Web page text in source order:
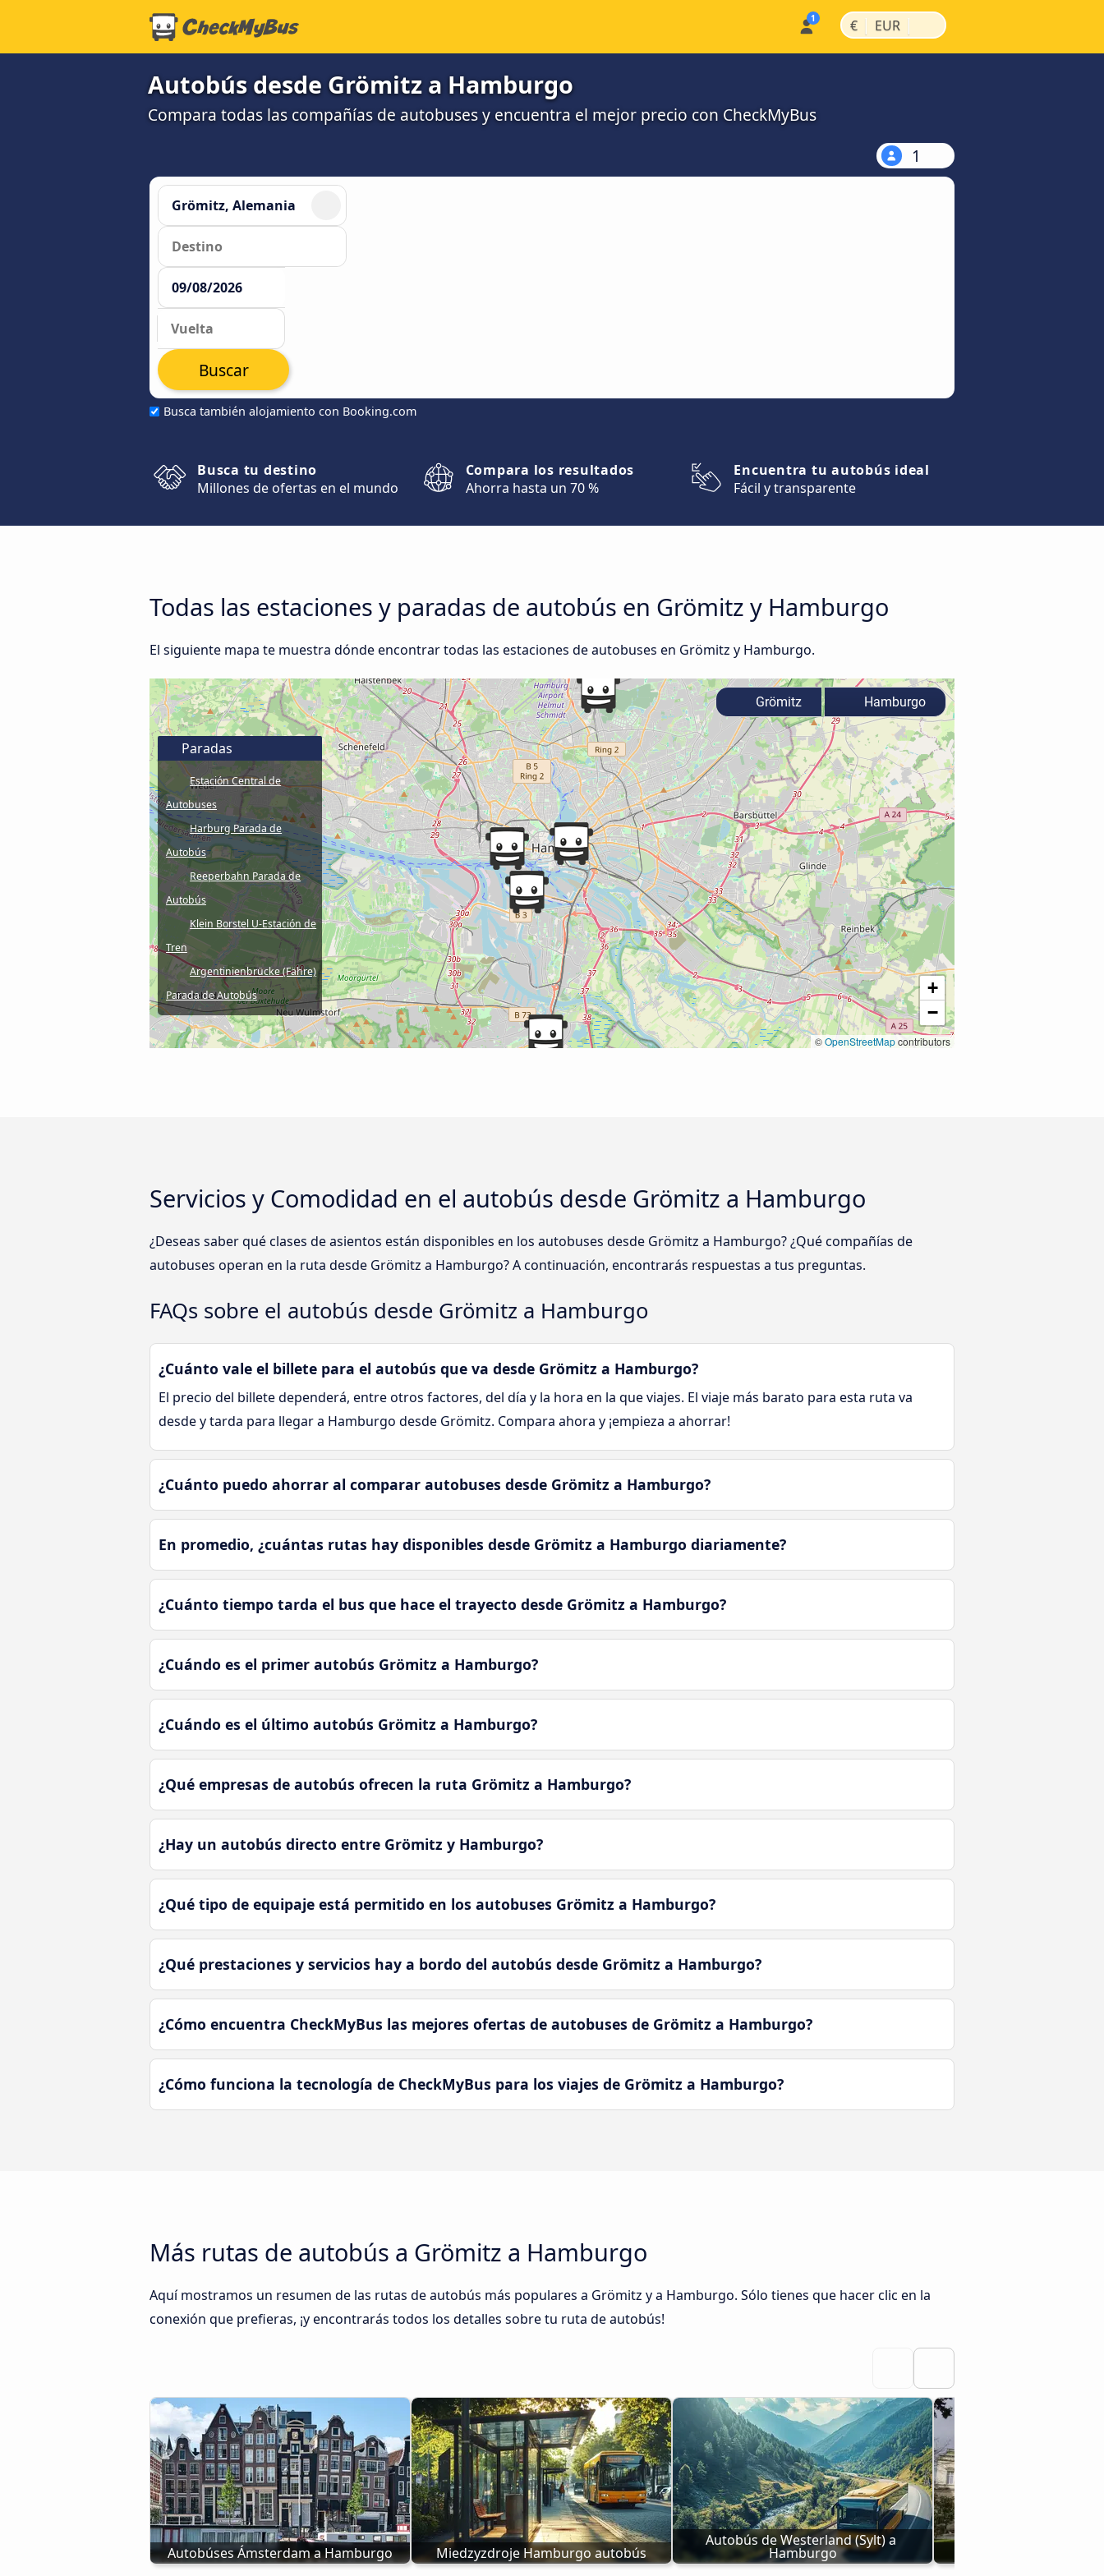
€ | EUR |
Autobús desde Grömitz a Hamburgo
Compara todas las compañías de autobuses y encuentra el mejor precio con CheckMyBus
1
Busca también alojamiento con Booking.com
Buscar
Busca tu destino
Millones de ofertas en el mundo
Compara los resultados
Ahorra hasta un 70 %
Encuentra tu autobús ideal
Fácil y transparente
Todas las estaciones y paradas de autobús en Grömitz y Hamburgo
El siguiente mapa te muestra dónde encontrar todas las estaciones de autobuses en Grömitz y Hamburgo.
+
−
©OpenStreetMapcontributors
Paradas
Estación Central de
Autobuses
Harburg Parada de
Autobús
Reeperbahn Parada de
Autobús
Klein Borstel U-Estación de
Tren
Argentinienbrücke (Fähre)
Parada de Autobús
Grömitz Hamburgo
Servicios y Comodidad en el autobús desde Grömitz a Hamburgo
¿Deseas saber qué clases de asientos están disponibles en los autobuses desde Grömitz a Hamburgo? ¿Qué compañías de
autobuses operan en la ruta desde Grömitz a Hamburgo? A continuación, encontrarás respuestas a tus preguntas.
FAQs sobre el autobús desde Grömitz a Hamburgo
¿Cuánto vale el billete para el autobús que va desde Grömitz a Hamburgo?
El precio del billete dependerá, entre otros factores, del día y la hora en la que viajes. El viaje más barato para esta ruta va
desde y tarda para llegar a Hamburgo desde Grömitz. Compara ahora y ¡empieza a ahorrar!
¿Cuánto puedo ahorrar al comparar autobuses desde Grömitz a Hamburgo?
En promedio, ¿cuántas rutas hay disponibles desde Grömitz a Hamburgo diariamente?
¿Cuánto tiempo tarda el bus que hace el trayecto desde Grömitz a Hamburgo?
¿Cuándo es el primer autobús Grömitz a Hamburgo?
¿Cuándo es el último autobús Grömitz a Hamburgo?
¿Qué empresas de autobús ofrecen la ruta Grömitz a Hamburgo?
¿Hay un autobús directo entre Grömitz y Hamburgo?
¿Qué tipo de equipaje está permitido en los autobuses Grömitz a Hamburgo?
¿Qué prestaciones y servicios hay a bordo del autobús desde Grömitz a Hamburgo?
¿Cómo encuentra CheckMyBus las mejores ofertas de autobuses de Grömitz a Hamburgo?
¿Cómo funciona la tecnología de CheckMyBus para los viajes de Grömitz a Hamburgo?
Más rutas de autobús a Grömitz a Hamburgo
Aquí mostramos un resumen de las rutas de autobús más populares a Grömitz y a Hamburgo. Sólo tienes que hacer clic en la
conexión que prefieras, ¡y encontrarás todos los detalles sobre tu ruta de autobús!
Autobúses Ámsterdam a Hamburgo Miedzyzdroje Hamburgo autobús
Autobús de Westerland (Sylt) a
Hamburgo